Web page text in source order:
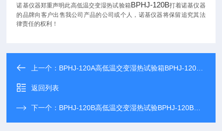
诺基仪器郑重声明此高低温交变湿热试验箱BPHJ-120B打着诺基仪器
的品牌向客户出售我公司产品的公司或个人，诺基仪器将保留追究其法
律责任的权利！
上一个： BPHJ-120A高低温交变湿热试验箱BPHJ-120A价格/参数/规格
返回列表
下一个： BPHJ-120B高低温交变湿热试验BPHJ-120B专业制造厂家